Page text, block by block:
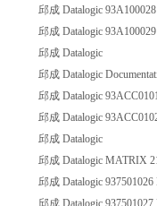
邱成 Datalogic
邱成 Datalogic
邱成 Datalogic
邱成 Datalogic
邱成 Datalogic
邱成 Datalogic
邱成 Datalogic
邱成 Datalogic MATRIX
邱成 Datalogic
邱成 Datalogic